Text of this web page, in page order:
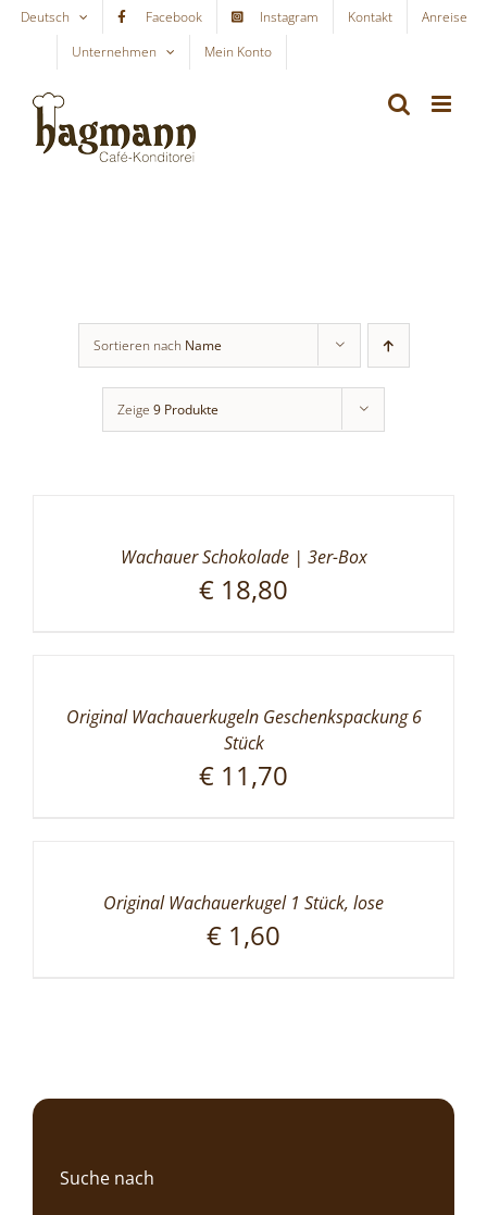
Skip
content
Deutsch Facebook Instagram Kontakt
Anreise
Unternehmen
Mein Konto
Sortieren nach Name
Zeige 9 Produkte
Wachauer Schokolade | 3er-Box
€ 18,80
Original Wachauerkugeln Geschenkspackung 6
Stück
€ 11,70
Original Wachauerkugel 1 Stück, lose
€ 1,60
Suche nach